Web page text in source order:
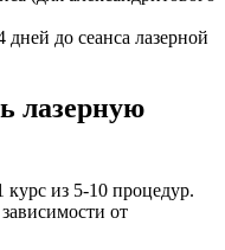
до сеанса лазерной
лазерную
курс из 5-10 процедур.
от